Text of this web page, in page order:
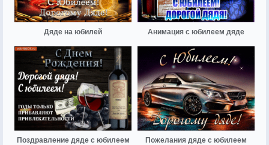
Дяде на юбилей Анимация с юбилеем дяде
Поздравление дяде с юбилеем Пожелания дяде с юбилеем